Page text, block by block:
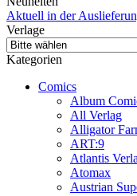
Aktuell in der
Verlage
Kategorien
Comics
Album
All Verlag
Alligator
ART:9
Atlantis
Atomax
Austrian